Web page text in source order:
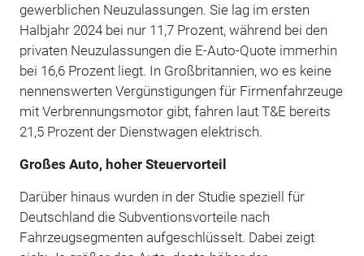
gewerblichen Neuzulassungen. Sie lag im ersten
Halbjahr 2024 bei nur 11,7 Prozent, während bei den
privaten Neuzulassungen die E-Auto-Quote immerhin
bei 16,6 Prozent liegt. In Großbritannien, wo es keine
nennenswerten Vergünstigungen für Firmenfahrzeuge
mit Verbrennungsmotor gibt, fahren laut T&E bereits
21,5 Prozent der Dienstwagen elektrisch.
Großes Auto, hoher Steuervorteil
Darüber hinaus wurden in der Studie speziell für
Deutschland die Subventionsvorteile nach
Fahrzeugsegmenten aufgeschlüsselt. Dabei zeigt